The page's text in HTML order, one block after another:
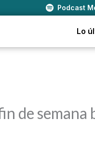
Podcast
Lo
de semana